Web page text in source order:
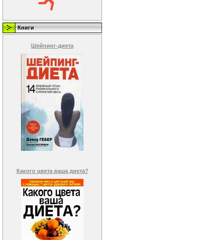
Книги
Шейпинг-диета
Какого цвета ваша диета?